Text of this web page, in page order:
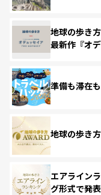
地球の歩き
最新作『オ
準備も滞在
地球の歩き
エアライン
グ形式で発表